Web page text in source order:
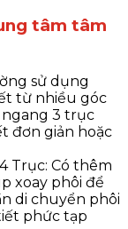
tâm tâm
sử dụng
từ nhiều góc
3 trục
đơn giản hoặc
Trục: Có thêm
xoay phôi để
di chuyển phôi
phức tạp